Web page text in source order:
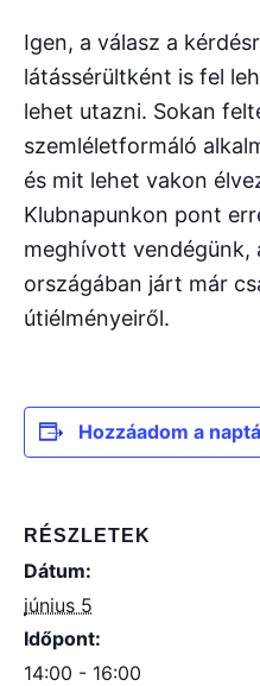
Igen, a válasz a
látássérültként is fel
lehet utazni. Sokan
szemléletformáló
és mit lehet vakon
Klubnapunkon pont
meghívott vendégünk,
országában járt már
útiélményeiről.
Hozzáadom a
RÉSZLETEK
Dátum:
június 5
Időpont:
14:00 - 16:00